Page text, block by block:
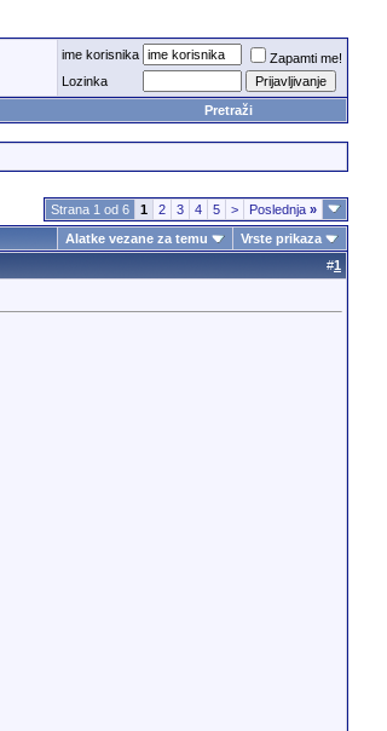
ime korisnika
Zapamti me!
Lozinka
Pretraži
Strana 1 od 6 1 2 3 4 5 > Poslednja »
Alatke vezane za temu
Vrste prikaza
#1